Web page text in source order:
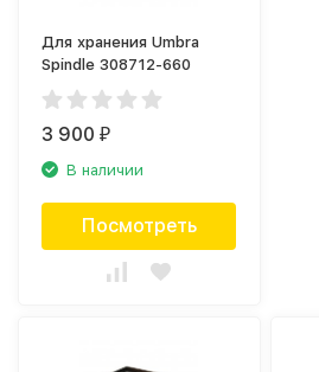
Для хранения Umbra
Spindle 308712-660
3 900₽
В наличии
Посмотреть